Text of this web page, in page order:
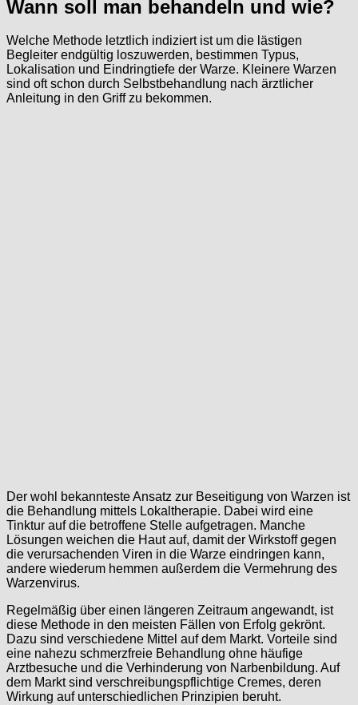
Wann soll man behandeln und wie?
Welche Methode letztlich indiziert ist um die lästigen
Begleiter endgültig loszuwerden, bestimmen Typus,
Lokalisation und Eindringtiefe der Warze. Kleinere Warzen
sind oft schon durch Selbstbehandlung nach ärztlicher
Anleitung in den Griff zu bekommen.
Der wohl bekannteste Ansatz zur Beseitigung von Warzen ist
die Behandlung mittels Lokaltherapie. Dabei wird eine
Tinktur auf die betroffene Stelle aufgetragen. Manche
Lösungen weichen die Haut auf, damit der Wirkstoff gegen
die verursachenden Viren in die Warze eindringen kann,
andere wiederum hemmen außerdem die Vermehrung des
Warzenvirus.
Regelmäßig über einen längeren Zeitraum angewandt, ist
diese Methode in den meisten Fällen von Erfolg gekrönt.
Dazu sind verschiedene Mittel auf dem Markt. Vorteile sind
eine nahezu schmerzfreie Behandlung ohne häufige
Arztbesuche und die Verhinderung von Narbenbildung. Auf
dem Markt sind verschreibungspflichtige Cremes, deren
Wirkung auf unterschiedlichen Prinzipien beruht.